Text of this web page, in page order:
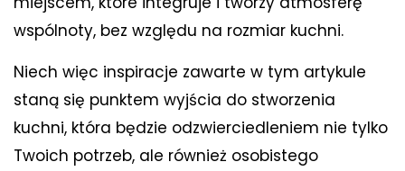
wspólnoty, bez względu na rozmiar kuchni.
Niech więc inspiracje zawarte w tym artykule
staną się punktem wyjścia do stworzenia
kuchni, która będzie odzwierciedleniem nie tylko
Twoich potrzeb, ale również osobistego